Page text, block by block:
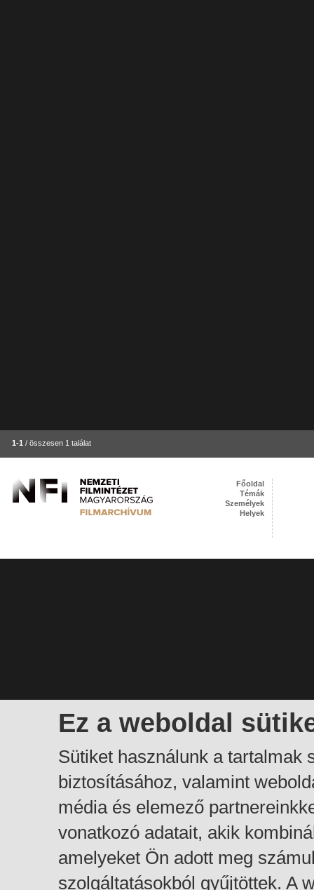
1-1 / összesen 1 találat
Ez a weboldal
Sütiket használunk a tartalmak
biztosításához, valamint
média és elemező
vonatkozó adatait, akik
amelyeket Ön adott meg
szolgáltatásokból gyűjtöttek. A
Főoldal
Témák
Személyek
Helyek